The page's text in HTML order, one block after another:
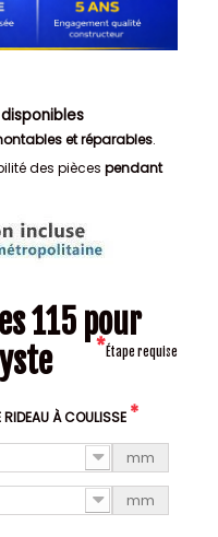
et réparables.
des pièces pendant
115 pour
*Étape requise
RIDEAU À COULISSE *
mm
mm